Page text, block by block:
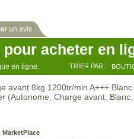
un avis
acheter en
en ligne. TRIER PAR :
avant 8kg 1200tr/min A+++ Blanc
(Autonome, Charge avant,
MarketPlace